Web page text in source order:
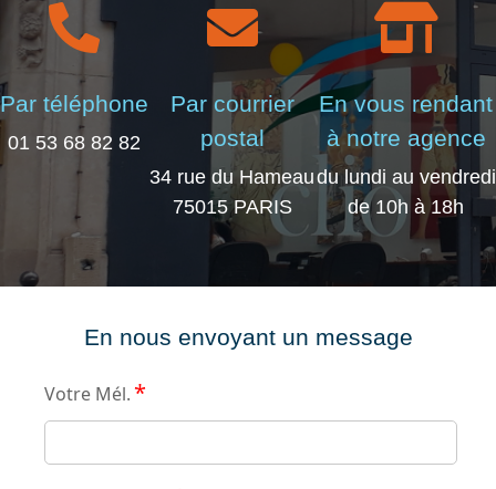
Par téléphone
01 53 68 82 82
Par courrier
postal
34 rue du Hameau
75015 PARIS
En vous rendant
à notre agence
du lundi au vendredi
de 10h à 18h
En nous envoyant un message
Votre Mél. *